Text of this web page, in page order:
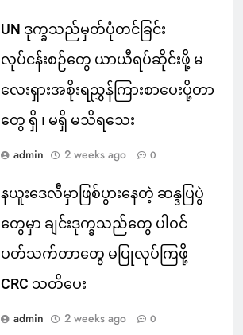
UN ဒုက္ခသည်မှတ်ပုံတင်ခြင်း
လုပ်ငန်းစဉ်တွေ ယာယီရပ်ဆိုင်းဖို့ မ
လေးရှားအစိုးရညွှန်ကြားစာပေးပို့တာ
တွေ ရှိ ၊ မရှိ မသိရသေး
admin 2 weeks ago 0
နယူးဒေလီမှာဖြစ်ပွားနေတဲ့ ဆန္ဒပြပွဲ
တွေမှာ ချင်းဒုက္ခသည်တွေ ပါဝင်
ပတ်သက်တာတွေ မပြုလုပ်ကြဖို့
CRC သတိပေး
admin 2 weeks ago 0